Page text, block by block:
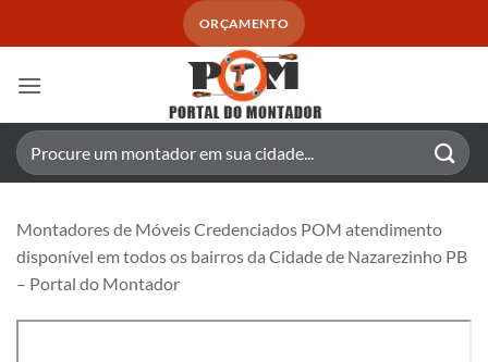
ORÇAMENTO
Pesquisar
por:
Montadores de Móveis Credenciados POM atendimento
disponível em todos os bairros da Cidade de Nazarezinho PB
– Portal do Montador